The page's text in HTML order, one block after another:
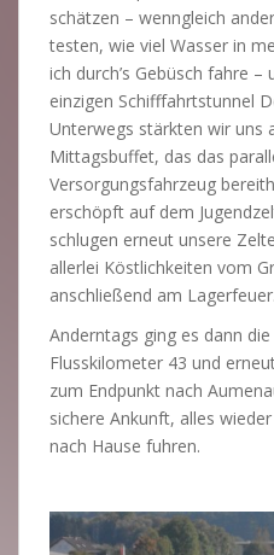
schätzen – wenngleich
testen, wie viel Wasser in
ich durch’s Gebüsch fahre
einzigen Schifffahrtstunnel
Unterwegs stärkten wir uns
Mittagsbuffet, das das
Versorgungsfahrzeug
erschöpft auf dem
schlugen erneut unsere
allerlei Köstlichkeiten vom
anschließend am Lagerfeuer.
Anderntags ging es dann
Flusskilometer 43 und
zum Endpunkt nach
sichere Ankunft, alles
nach Hause fuhren.